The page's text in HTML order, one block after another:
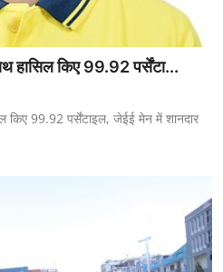
हासिल किए 99.92 पर्सेंटा...
99.92 पर्सेंटाइल, जेईई मेन में शानदार